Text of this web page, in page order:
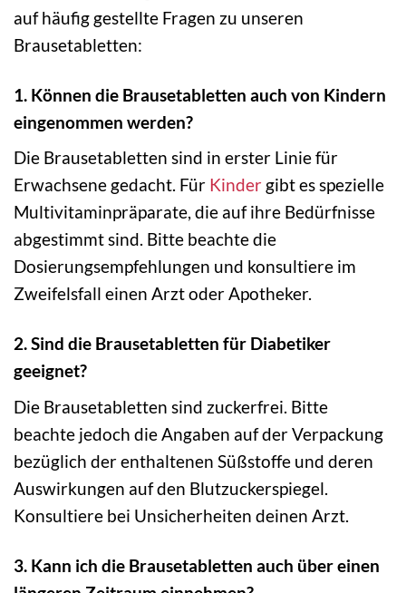
auf häufig gestellte Fragen zu unseren
Brausetabletten:
1. Können die Brausetabletten auch von Kindern
eingenommen werden?
Die Brausetabletten sind in erster Linie für
Erwachsene gedacht. Für Kinder gibt es spezielle
Multivitaminpräparate, die auf ihre Bedürfnisse
abgestimmt sind. Bitte beachte die
Dosierungsempfehlungen und konsultiere im
Zweifelsfall einen Arzt oder Apotheker.
2. Sind die Brausetabletten für Diabetiker
geeignet?
Die Brausetabletten sind zuckerfrei. Bitte
beachte jedoch die Angaben auf der Verpackung
bezüglich der enthaltenen Süßstoffe und deren
Auswirkungen auf den Blutzuckerspiegel.
Konsultiere bei Unsicherheiten deinen Arzt.
3. Kann ich die Brausetabletten auch über einen